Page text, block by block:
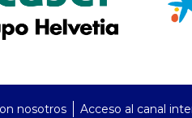
nosotros Acceso al canal